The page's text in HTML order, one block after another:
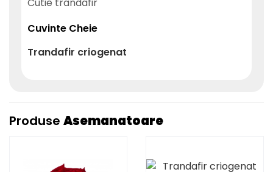
Cutie trandafir
Cuvinte Cheie
Trandafir criogenat
Produse Asemanatoare